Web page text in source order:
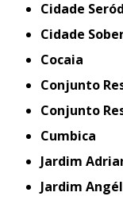
Cidade
Cidade
Cocaia
Conjunto
Conjunto
Cumbica
Jardim
Jardim